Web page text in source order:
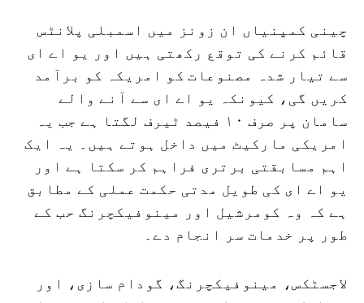
چینی کمپنیاں ان زونز میں اسمبلی پلانٹس
قائم کرنے کی توقع رکھتی ہیں اور یو اے ای
سے تیار شدہ مصنوعات کو امریکہ کو برآمد
کریں گی، کیونکہ یو اے ای سے آنے والے
سامان پر صرف ۱۰ فیصد ٹیرف لگتا ہے جب یہ
امریکی مارکیٹ میں داخل ہوتے ہیں۔ یہ ایک
اہم مسابقتی برتری فراہم کر سکتا ہے اور
یو اے ای کی طویل مدتی حکمت عملی کے مطابق
ہے کہ وہ کومرشیل اور مینوفیکچرنگ حب کے
طور پر خدمات سر انجام دے۔
لاجسٹکس، مینوفیکچرنگ، گودام سازی، اور